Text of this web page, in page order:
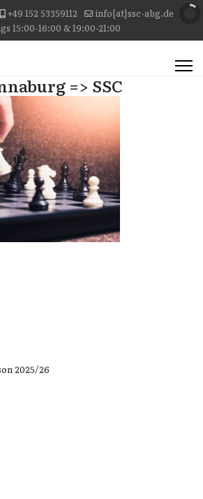
+49 152 53359112
info{at}ssc-abg.de
15:00-16:00 & 19:00-21:00
=> SSC
2025/26